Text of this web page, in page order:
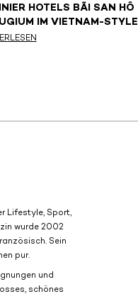
HOTELS BÃI SAN HÔ
IM VIETNAM-STYLE
Lifestyle, Sport,
wurde 2002
Sein
pur.
und
schönes